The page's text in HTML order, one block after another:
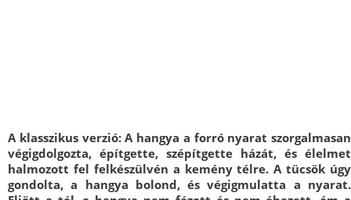
A klasszikus verzió:A hangya a forró nyarat szorgalmasan
végigdolgozta, építgette, szépítgette házát, és élelmet
halmozott fel felkészülvén a kemény télre. A tücsök úgy
gondolta, a hangya bolond, és végigmulatta a nyarat.